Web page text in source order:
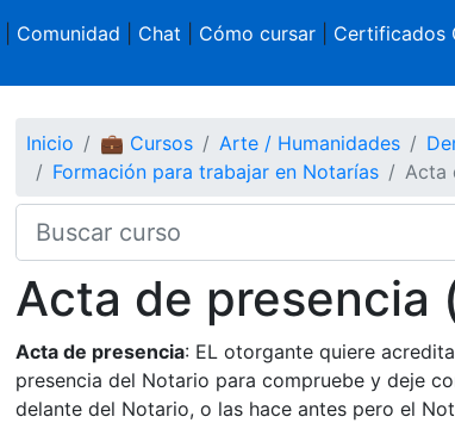
Comunidad Chat Cómo cursar| Certificados
Inicio 💼 Cursos Arte / Humanidades
Formación para trabajar en Notarías
Acta
Acta de presencia
Acta de presencia: EL otorgante quiere
presencia del Notario para compruebe y deje
delante del Notario, o las hace antes pero el